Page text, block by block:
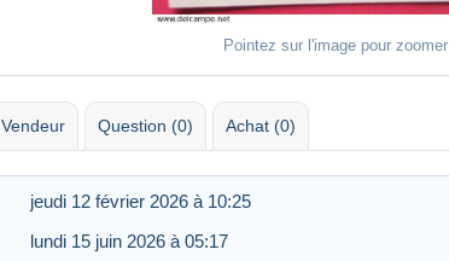
Pointez sur l'image pour zoomer
Vendeur Question (0) Achat (0)
jeudi 12 février 2026 à 10:25
lundi 15 juin 2026 à 05:17